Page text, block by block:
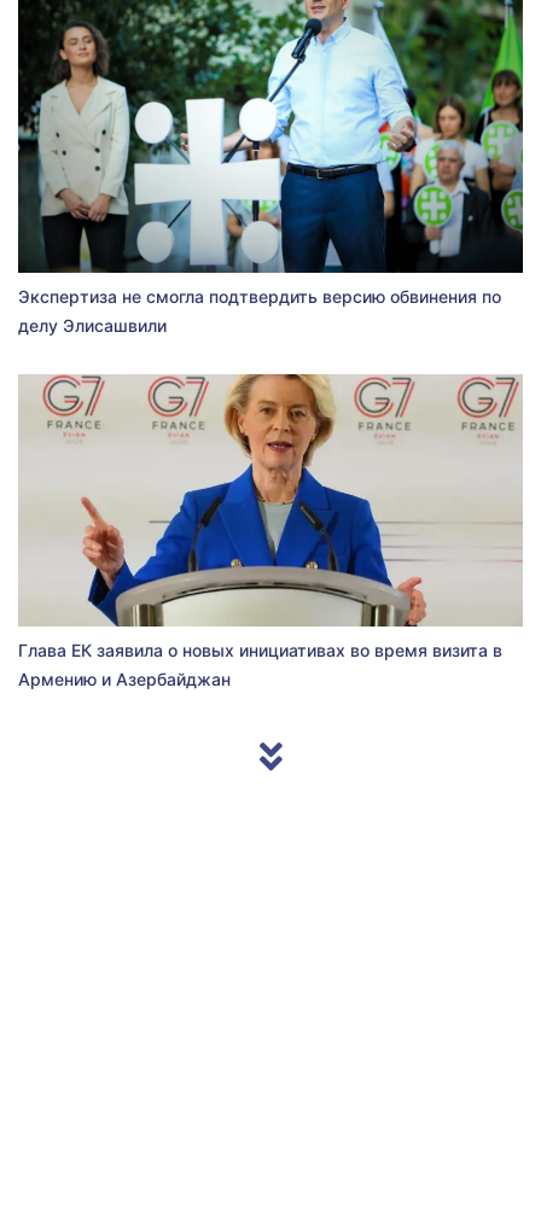
Экспертиза не смогла подтвердить версию обвинения по
делу Элисашвили
Глава ЕК заявила о новых инициативах во время визита в
Армению и Азербайджан